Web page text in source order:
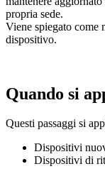
propria sede.
Viene spiegato come
dispositivo.
Quando si
Questi passaggi si
Dispositivi
Dispositivi di